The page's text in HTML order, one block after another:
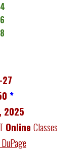
27
0 *
, 2025
Online Classes